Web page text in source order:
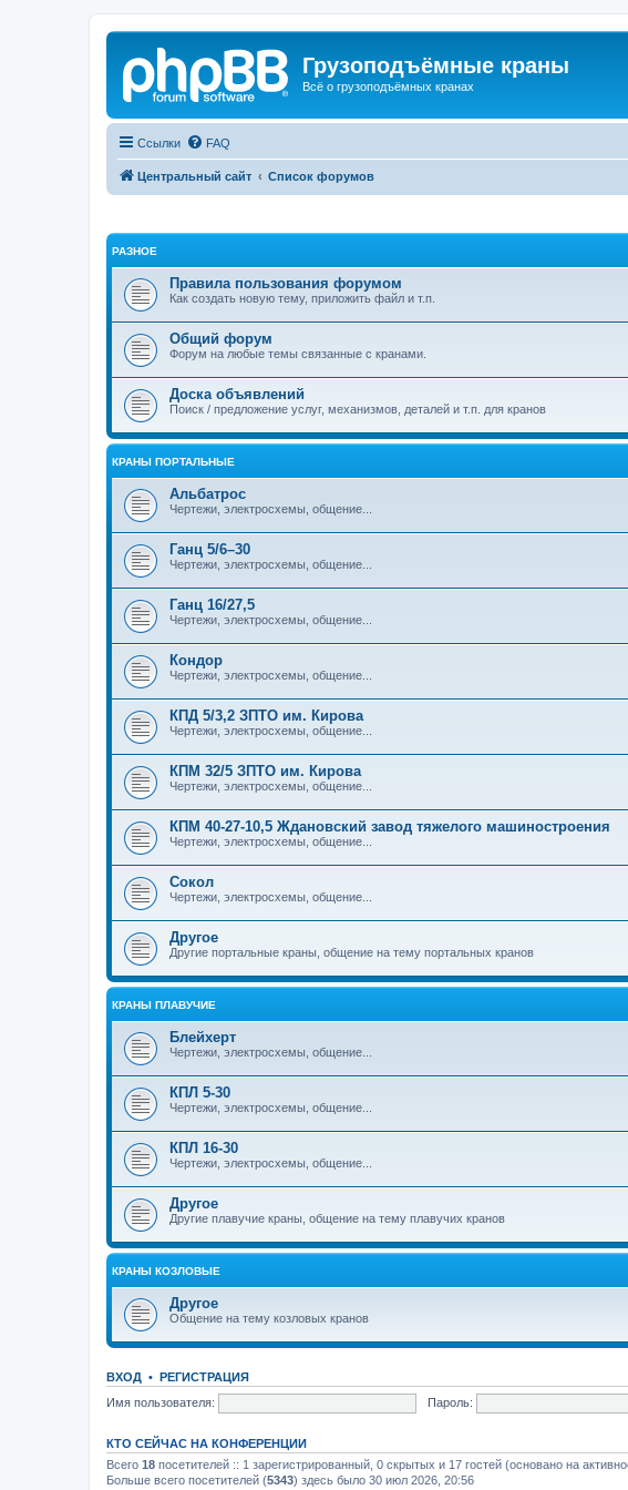
Грузоподъёмные краны
Всё о грузоподъёмных кранах
Ссылки FAQ
Центральный сайт Список форумов
РАЗНОЕ
Правила пользования форумом
Как создать новую тему, приложить файл и т.п.
Общий форум
Форум на любые темы связанные с кранами.
Доска объявлений
Поиск / предложение услуг, механизмов, деталей и т.п. для кранов
КРАНЫ ПОРТАЛЬНЫЕ
Альбатрос
Чертежи, электросхемы, общение...
Ганц 5/6–30
Чертежи, электросхемы, общение...
Ганц 16/27,5
Чертежи, электросхемы, общение...
Кондор
Чертежи, электросхемы, общение...
КПД 5/3,2 ЗПТО им. Кирова
Чертежи, электросхемы, общение...
КПМ 32/5 ЗПТО им. Кирова
Чертежи, электросхемы, общение...
КПМ 40-27-10,5 Ждановский завод тяжелого машиностроения
Чертежи, электросхемы, общение...
Сокол
Чертежи, электросхемы, общение...
Другое
Другие портальные краны, общение на тему портальных кранов
КРАНЫ ПЛАВУЧИЕ
Блейхерт
Чертежи, электросхемы, общение...
КПЛ 5-30
Чертежи, электросхемы, общение...
КПЛ 16-30
Чертежи, электросхемы, общение...
Другое
Другие плавучие краны, общение на тему плавучих кранов
КРАНЫ КОЗЛОВЫЕ
Другое
Общение на тему козловых кранов
ВХОД • РЕГИСТРАЦИЯ
Имя пользователя:
Пароль:
КТО СЕЙЧАС НА КОНФЕРЕНЦИИ
Всего 18 посетителей :: 1 зарегистрированный, 0 скрытых и 17 гостей (основано на
Больше всего посетителей (5343) здесь было 30 июл 2026, 20:56